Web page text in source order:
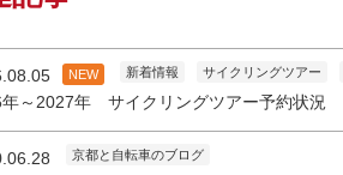
NEW 新着情報 サイクリングツアー
年～2027年 サイクリングツアー予約状況
京都と自転車のブログ